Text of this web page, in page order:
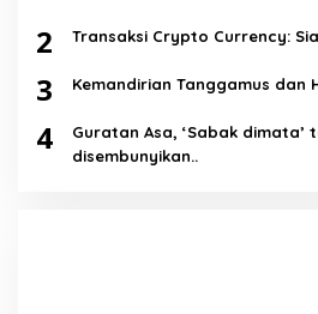
2 Transaksi Crypto Currency:
3 Kemandirian Tanggamus dan
4
Guratan Asa, ‘Sabak dimata’
disembunyikan..